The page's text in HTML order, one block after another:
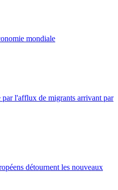
mondiale
par l'afflux de migrants arrivant par
détournent les nouveaux